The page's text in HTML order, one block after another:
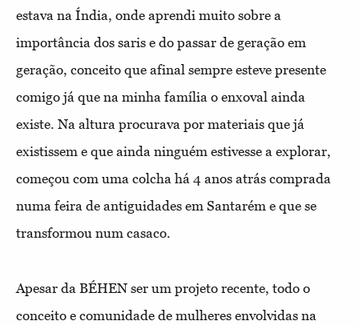
estava na Índia, onde aprendi muito sobre a
importância dos saris e do passar de geração em
geração, conceito que afinal sempre esteve presente
comigo já que na minha família o enxoval ainda
existe. Na altura procurava por materiais que já
existissem e que ainda ninguém estivesse a explorar,
começou com uma colcha há 4 anos atrás comprada
numa feira de antiguidades em Santarém e que se
transformou num casaco.
Apesar da BÉHEN ser um projeto recente, todo o
conceito e comunidade de mulheres envolvidas na